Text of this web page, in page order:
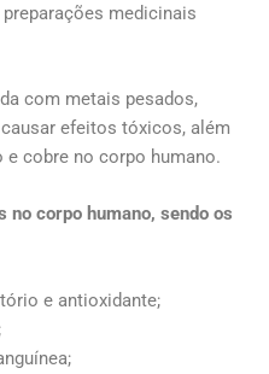
medicinais
com metais pesados,
efeitos tóxicos, além
cobre no corpo humano.
corpo humano, sendo os
e antioxidante;